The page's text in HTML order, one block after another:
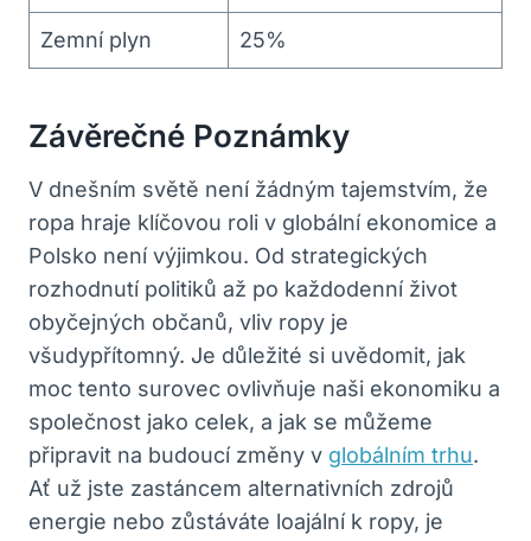
Zemní plyn 25%
Závěrečné Poznámky
V dnešním světě není žádným tajemstvím, že
ropa hraje klíčovou roli v globální ekonomice a
Polsko není výjimkou. Od strategických
rozhodnutí politiků až po každodenní život
obyčejných občanů, vliv ropy je
všudypřítomný. Je důležité si uvědomit, jak
moc tento surovec ovlivňuje naši ekonomiku a
společnost jako celek, a jak se můžeme
připravit na budoucí změny v globálním trhu.
Ať už jste zastáncem alternativních zdrojů
energie nebo zůstáváte loajální k ropy, je